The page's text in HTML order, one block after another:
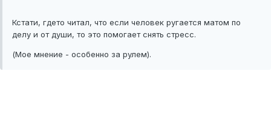
Кстати, гдето читал, что если человек ругается матом по
делу и от души, то это помогает снять стресс.
(Мое мнение - особенно за рулем).